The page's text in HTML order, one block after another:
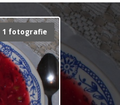
1 fotografie